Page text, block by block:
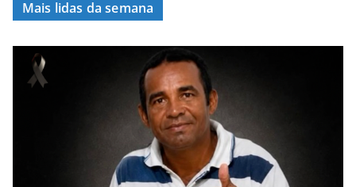
Mais lidas da semana